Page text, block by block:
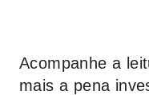
Acompanhe a
mais a pena